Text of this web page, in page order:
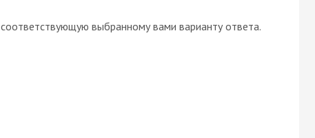
соответствующую выбранному вами варианту ответа.